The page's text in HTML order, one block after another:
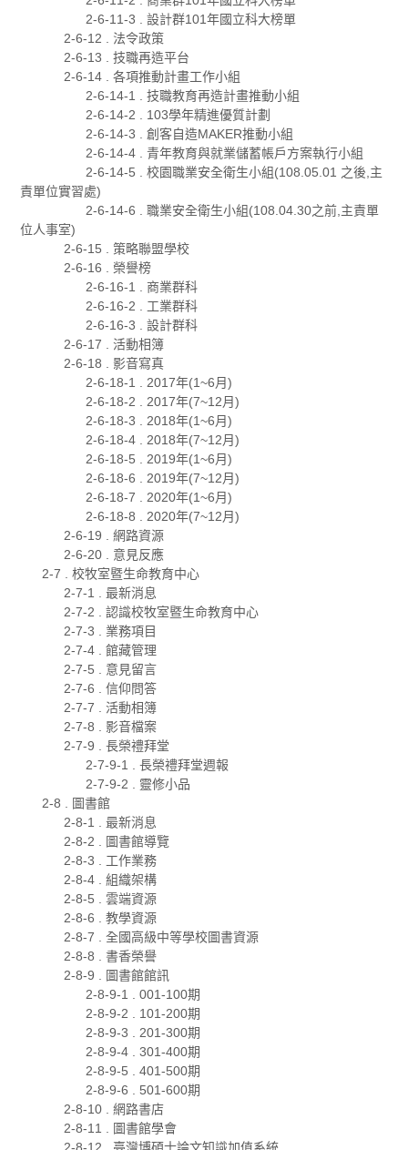
2-6-11-3 . 設計群101年國立科大榜單
2-6-12 . 法令政策
2-6-13 . 技職再造平台
2-6-14 . 各項推動計畫工作小組
2-6-14-1 . 技職教育再造計畫推動小組
2-6-14-2 . 103學年精進優質計劃
2-6-14-3 . 創客自造MAKER推動小組
2-6-14-4 . 青年教育與就業儲蓄帳戶方案執行小組
2-6-14-5 . 校園職業安全衛生小組(108.05.01 之後,主
責單位實習處)
2-6-14-6 . 職業安全衛生小組(108.04.30之前,主責單
位人事室)
2-6-15 . 策略聯盟學校
2-6-16 . 榮譽榜
2-6-16-1 . 商業群科
2-6-16-2 . 工業群科
2-6-16-3 . 設計群科
2-6-17 . 活動相簿
2-6-18 . 影音寫真
2-6-18-1 . 2017年(1~6月)
2-6-18-2 . 2017年(7~12月)
2-6-18-3 . 2018年(1~6月)
2-6-18-4 . 2018年(7~12月)
2-6-18-5 . 2019年(1~6月)
2-6-18-6 . 2019年(7~12月)
2-6-18-7 . 2020年(1~6月)
2-6-18-8 . 2020年(7~12月)
2-6-19 . 網路資源
2-6-20 . 意見反應
2-7 . 校牧室暨生命教育中心
2-7-1 . 最新消息
2-7-2 . 認識校牧室暨生命教育中心
2-7-3 . 業務項目
2-7-4 . 館藏管理
2-7-5 . 意見留言
2-7-6 . 信仰問答
2-7-7 . 活動相簿
2-7-8 . 影音檔案
2-7-9 . 長榮禮拜堂
2-7-9-1 . 長榮禮拜堂週報
2-7-9-2 . 靈修小品
2-8 . 圖書館
2-8-1 . 最新消息
2-8-2 . 圖書館導覽
2-8-3 . 工作業務
2-8-4 . 組織架構
2-8-5 . 雲端資源
2-8-6 . 教學資源
2-8-7 . 全國高級中等學校圖書資源
2-8-8 . 書香榮譽
2-8-9 . 圖書館館訊
2-8-9-1 . 001-100期
2-8-9-2 . 101-200期
2-8-9-3 . 201-300期
2-8-9-4 . 301-400期
2-8-9-5 . 401-500期
2-8-9-6 . 501-600期
2-8-10 . 網路書店
2-8-11 . 圖書館學會
2-8-12 . 臺灣博碩士論文知識加值系統